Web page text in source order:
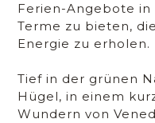
Ferien-Angebote in
Terme zu bieten,
Energie zu erholen.
Tief in der grünen
Hügel, in einem
Wundern von